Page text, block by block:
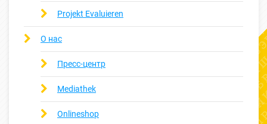
Projekt Evaluieren
О нас
Пресс-центр
Mediathek
Onlineshop